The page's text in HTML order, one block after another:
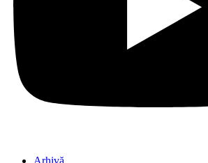
Arhivă